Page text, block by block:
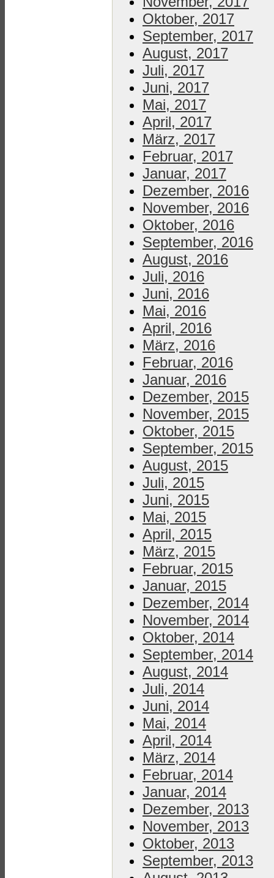
Oktober, 2017
September, 2017
August, 2017
Juli, 2017
Juni, 2017
Mai, 2017
April, 2017
März, 2017
Februar, 2017
Januar, 2017
Dezember, 2016
November, 2016
Oktober, 2016
September, 2016
August, 2016
Juli, 2016
Juni, 2016
Mai, 2016
April, 2016
März, 2016
Februar, 2016
Januar, 2016
Dezember, 2015
November, 2015
Oktober, 2015
September, 2015
August, 2015
Juli, 2015
Juni, 2015
Mai, 2015
April, 2015
März, 2015
Februar, 2015
Januar, 2015
Dezember, 2014
November, 2014
Oktober, 2014
September, 2014
August, 2014
Juli, 2014
Juni, 2014
Mai, 2014
April, 2014
März, 2014
Februar, 2014
Januar, 2014
Dezember, 2013
November, 2013
Oktober, 2013
September, 2013